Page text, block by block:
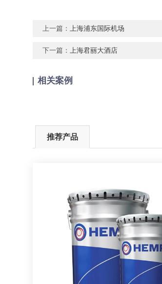
上一篇： 上海浦东国际机场
下一篇： 上海君丽大酒店
相关案例
推荐产品